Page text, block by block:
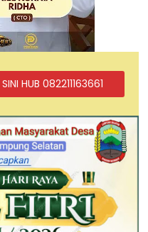
HUB 082211163661